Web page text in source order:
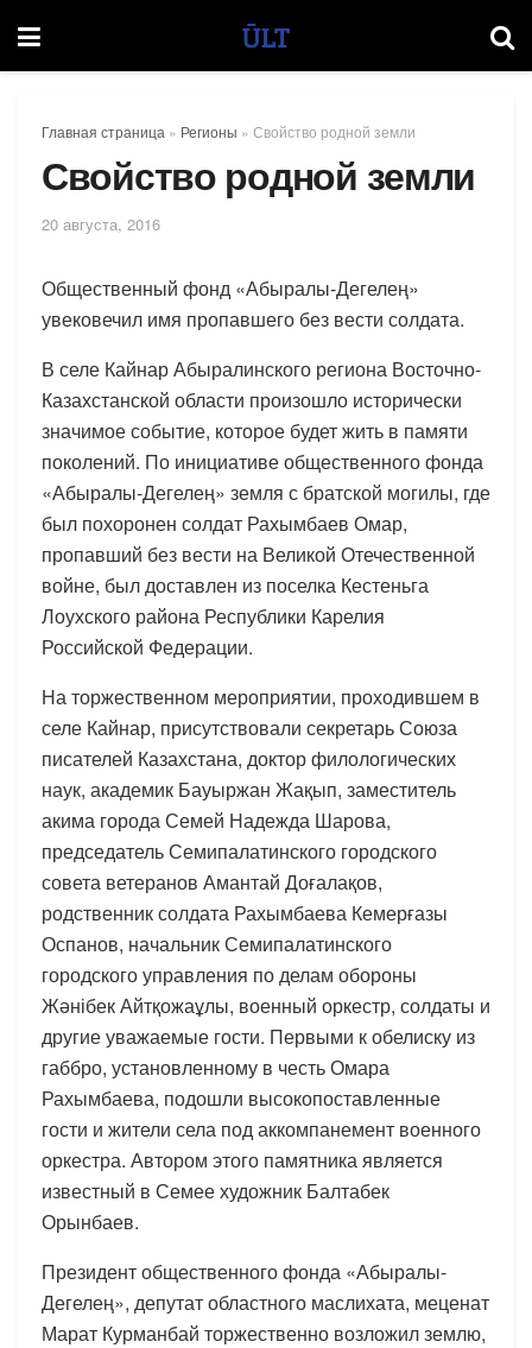
Главная страница » Регионы » Свойство родной земли
Свойство родной земли
20 августа, 2016
Общественный фонд «Абыралы-Дегелең»
увековечил имя пропавшего без вести солдата.
В селе Кайнар Абыралинского региона Восточно-
Казахстанской области произошло исторически
значимое событие, которое будет жить в памяти
поколений. По инициативе общественного фонда
«Абыралы-Дегелең» земля с братской могилы, где
был похоронен солдат Рахымбаев Омар,
пропавший без вести на Великой Отечественной
войне, был доставлен из поселка Кестеньга
Лоухского района Республики Карелия
Российской Федерации.
На торжественном мероприятии, проходившем в
селе Кайнар, присутствовали секретарь Союза
писателей Казахстана, доктор филологических
наук, академик Бауыржан Жақып, заместитель
акима города Семей Надежда Шарова,
председатель Семипалатинского городского
совета ветеранов Амантай Доғалақов,
родственник солдата Рахымбаева Кемерғазы
Оспанов, начальник Семипалатинского
городского управления по делам обороны
Жәнібек Айтқожаұлы, военный оркестр, солдаты и
другие уважаемые гости. Первыми к обелиску из
габбро, установленному в честь Омара
Рахымбаева, подошли высокопоставленные
гости и жители села под аккомпанемент военного
оркестра. Автором этого памятника является
известный в Семее художник Балтабек
Орынбаев.
Президент общественного фонда «Абыралы-
Дегелең», депутат областного маслихата, меценат
Марат Курманбай торжественно возложил землю,